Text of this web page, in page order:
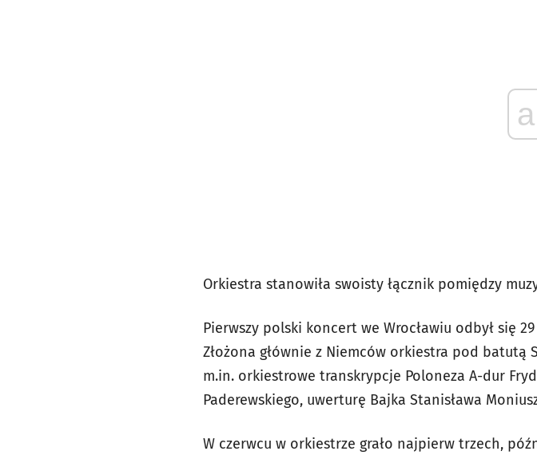
Orkiestra stanowiła swoisty łącznik pomiędzy
Pierwszy polski koncert we Wrocławiu odbył się
Złożona głównie z Niemców orkiestra pod batutą
m.in. orkiestrowe transkrypcje Poloneza A-dur
Paderewskiego, uwerturę Bajka Stanisława
W czerwcu w orkiestrze grało najpierw trzech,